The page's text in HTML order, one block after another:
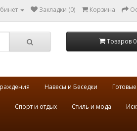
Закладки (0) Корзина
Товаров
Навесы и Беседки
Спорт и отдых Стиль и мода